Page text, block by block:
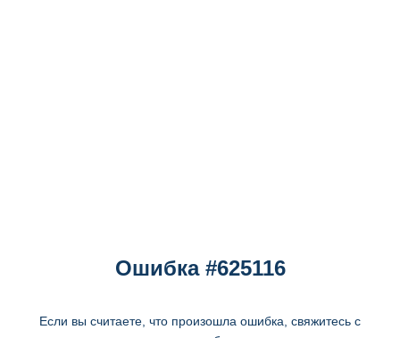
Ошибка #625116
Если вы считаете, что произошла ошибка, свяжитесь с